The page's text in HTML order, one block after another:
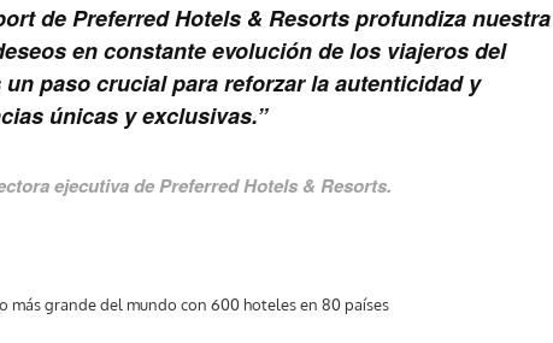
de Preferred Hotels & Resorts profundiza nuestra
en constante evolución de los viajeros del
paso crucial para reforzar la autenticidad y
únicas y exclusivas.”
ejecutiva de Preferred Hotels & Resorts.
más grande del mundo con 600 hoteles en 80 países